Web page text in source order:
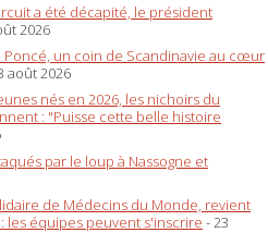
a été décapité, le président
2026
Poncé, un coin de Scandinavie au cœur
août 2026
nés en 2026, les nichoirs du
: "Puisse cette belle histoire
par le loup à Nassogne et
de Médecins du Monde, revient
les équipes peuvent s'inscrire - 23